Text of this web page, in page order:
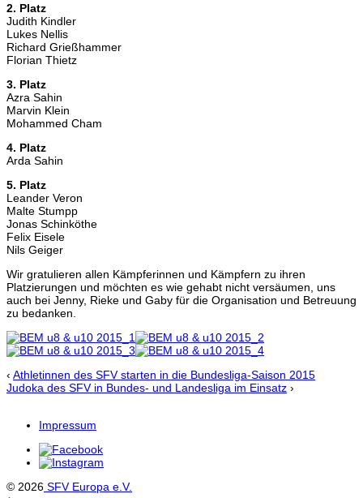
2. Platz
Judith Kindler
Lukes Nellis
Richard Grießhammer
Florian Thietz
3. Platz
Azra Sahin
Marvin Klein
Mohammed Cham
4. Platz
Arda Sahin
5. Platz
Leander Veron
Malte Stumpp
Jonas Schinköthe
Felix Eisele
Nils Geiger
Wir gratulieren allen Kämpferinnen und Kämpfern zu ihren
Platzierungen und möchten es wie gehabt nicht versäumen, uns
auch bei Jenny, Rieke und Gaby für die Organisation und Betreuung
zu bedanken.
‹ Athletinnen des SFV starten in die Bundesliga-Saison 2015
Judoka des SFV in Bundes- und Landesliga im Einsatz ›
Impressum
© 2026 SFV Europa e.V.